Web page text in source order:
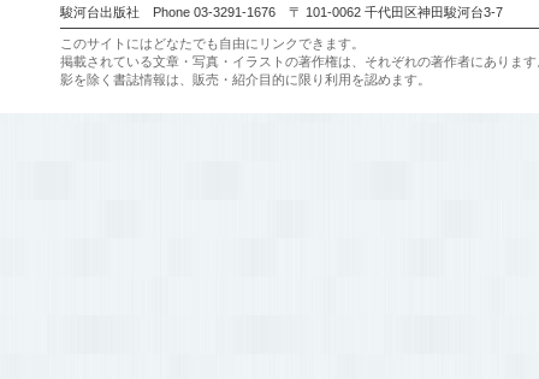
駿河台出版社 Phone 03-3291-1676 〒 101-0062 千代田区神田駿河台3-7
このサイトにはどなたでも自由にリンクできます。
掲載されている文章・写真・イラストの著作権は、それぞれの著作者にありま
影を除く書誌情報は、販売・紹介目的に限り利用を認めます。